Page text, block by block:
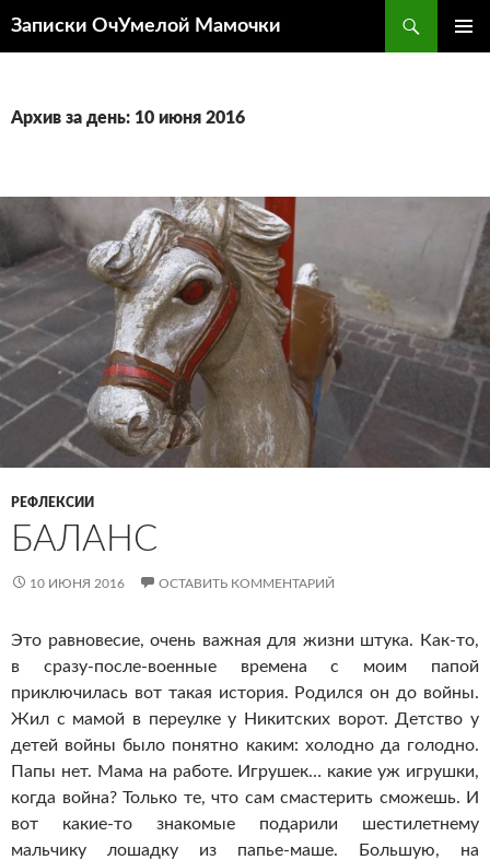
Записки ОчУмелой Мамочки
Архив за день: 10 июня 2016
РЕФЛЕКСИИ
БАЛАНС
10 ИЮНЯ 2016 ОСТАВИТЬ КОММЕНТАРИЙ
Это равновесие, очень важная для жизни штука. Как-то,
в сразу-после-военные времена с моим папой
приключилась вот такая история. Родился он до войны.
Жил с мамой в переулке у Никитских ворот. Детство у
детей войны было понятно каким: холодно да голодно.
Папы нет. Мама на работе. Игрушек… какие уж игрушки,
когда война? Только те, что сам смастерить сможешь. И
вот какие-то знакомые подарили шестилетнему
мальчику лошадку из папье-маше. Большую, на